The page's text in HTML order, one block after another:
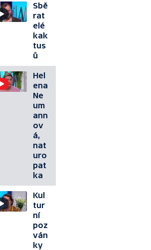
Sbě
rat
elé
kak
tus
ů
Hel
ena
Ne
um
ann
ov
á,
nat
uro
pat
ka
Kul
tur
ní
poz
ván
ky